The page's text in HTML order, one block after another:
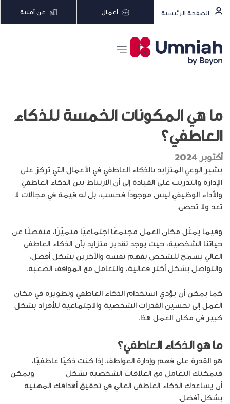
الصفحة الرئيسية أعمال عن أمنية
ما هي المكونات الخمسة للذكاء
العاطفي؟
أكتوبر 2024
يشير الوعي المتزايد بالذكاء العاطفي في الأعمال التي تركز على
الإدارة والتدريب على القيادة إلى أن الارتباط بين الذكاء العاطفي
والأداء الوظيفي ليس موجودًا فحسب، بل له قيمة في مجالات لا
تعد ولا تحصى.
وفيما يمثّل مكان العمل مجتمعًا اجتماعيًا متميّزًا، منفصلًا عن
حياتنا الشخصية، حيث يوجد تقدير متزايد بأن الذكاء العاطفي
العالي يسمح للشخص بفهم نفسه والآخرين بشكل أفضل،
والتواصل بشكل أكثر فعالية، والتعامل مع المواقف الصعبة.
كما يمكن أن يؤدي استخدام الذكاء العاطفي وتطويره في مكان
العمل إلى تحسين القدرات الشخصية والاجتماعية للأفراد بشكل
كبير في مكان العمل هذا.
ما هو الذكاء العاطفي؟
هو القدرة على فهم وإدارة العواطف. إذا كنت ذكيًا عاطفيًا،
فيمكنك التعامل مع العلاقات الشخصية بشكل
ويمكن
أن يساعدك الذكاء العاطفي العالي في تحقيق أهدافك المهنية
بشكل أفضل.